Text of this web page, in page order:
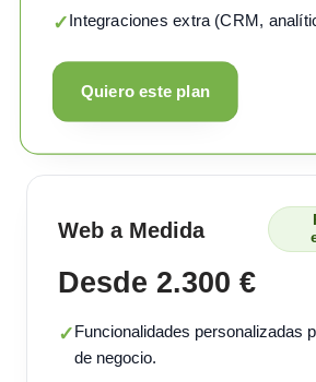
✓Integraciones extra (CRM,
Quiero este plan
Web a Medida
Desde 2.300 €
✓Funcionalidades personalizadas
de negocio.